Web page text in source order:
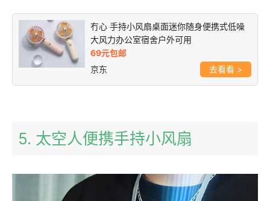
冇心 手持小风扇桌面迷你随身便携式低噪
大风力办公室宿舍户外可用
69元包邮
京东
>
5. 太空人便携手持小风扇